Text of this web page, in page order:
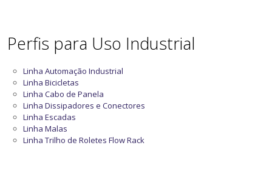
Perfis para Uso Industrial
Linha Automação Industrial
Linha Bicicletas
Linha Cabo de Panela
Linha Dissipadores e Conectores
Linha Escadas
Linha Malas
Linha Trilho de Roletes Flow Rack